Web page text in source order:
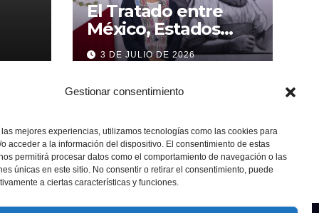
Gestionar consentimiento
mejores experiencias, utilizamos tecnologías como las cookies para
acceder a la información del dispositivo. El consentimiento de estas
permitirá procesar datos como el comportamiento de navegación o las
únicas en este sitio. No consentir o retirar el consentimiento, puede
a ciertas características y funciones.
El Tratado entre
México, Estados
Unidos y Canadá (T-
MEC) se mantiene
hasta el 2036:
Presidenta Claudia
3 DE JULIO DE 2026